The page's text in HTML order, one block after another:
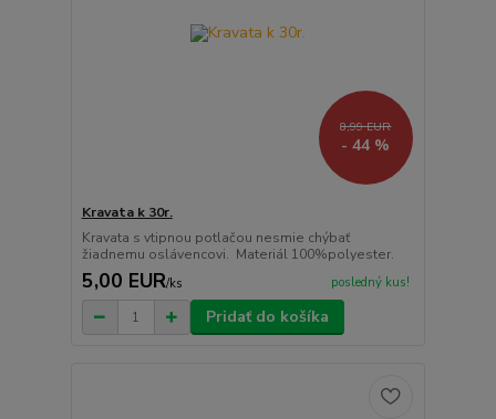
8,99 EUR
- 44 %
Kravata k 30r.
Kravata s vtipnou potlačou nesmie chýbať
žiadnemu oslávencovi. Materiál 100%polyester.
5,00 EUR/ks posledný kus!
Pridať do košíka